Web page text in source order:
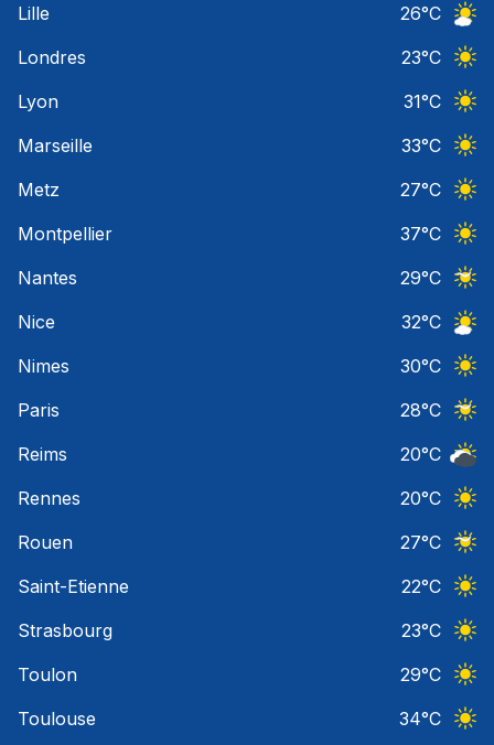
Lille
26°C
Londres
23°C
Lyon
31°C
Marseille
33°C
Metz
27°C
Montpellier
37°C
Nantes
29°C
Nice
32°C
Nimes
30°C
Paris
28°C
Reims
20°C
Rennes
20°C
Rouen
27°C
Saint-Etienne
22°C
Strasbourg
23°C
Toulon
29°C
Toulouse
34°C